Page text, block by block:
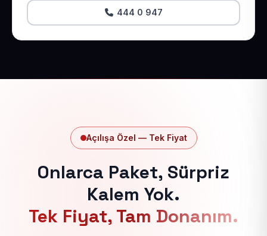
444 0 947
Açılışa Özel — Tek Fiyat
Onlarca Paket, Sürpriz
Kalem Yok.
Tek Fiyat, Tam Donanım.